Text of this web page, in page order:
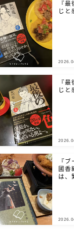
『
じと
『
じと
『
國
は、